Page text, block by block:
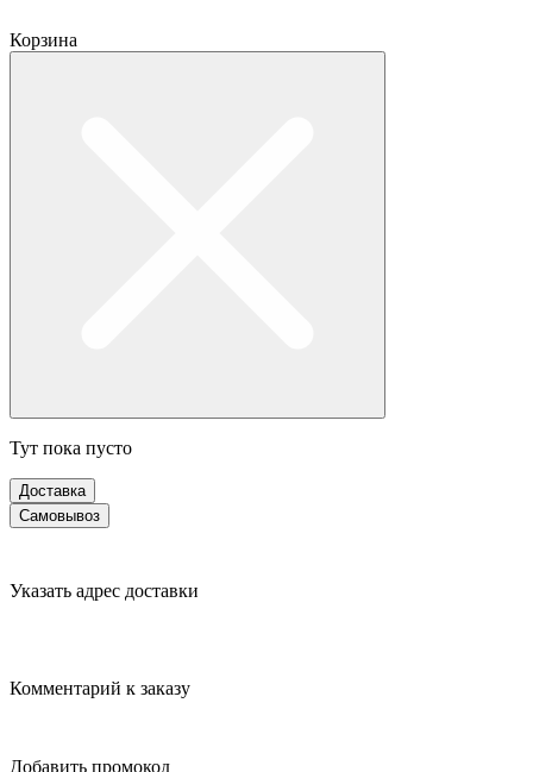
Корзина
Тут пока пусто
Доставка
Самовывоз
Указать адрес доставки
Комментарий к заказу
Добавить промокод